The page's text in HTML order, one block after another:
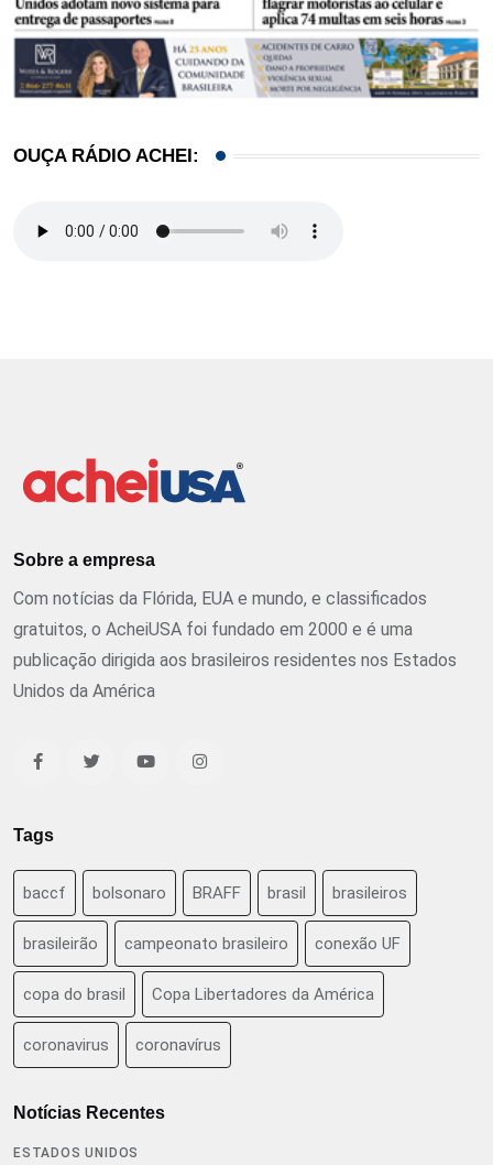
OUÇA RÁDIO ACHEI:
Sobre a empresa
Com notícias da Flórida, EUA e mundo, e classificados
gratuitos, o AcheiUSA foi fundado em 2000 e é uma
publicação dirigida aos brasileiros residentes nos Estados
Unidos da América
Tags
baccf bolsonaro BRAFF brasil brasileiros
brasileirão campeonato brasileiro conexão UF
copa do brasil Copa Libertadores da América
coronavirus coronavírus
Notícias Recentes
ESTADOS UNIDOS